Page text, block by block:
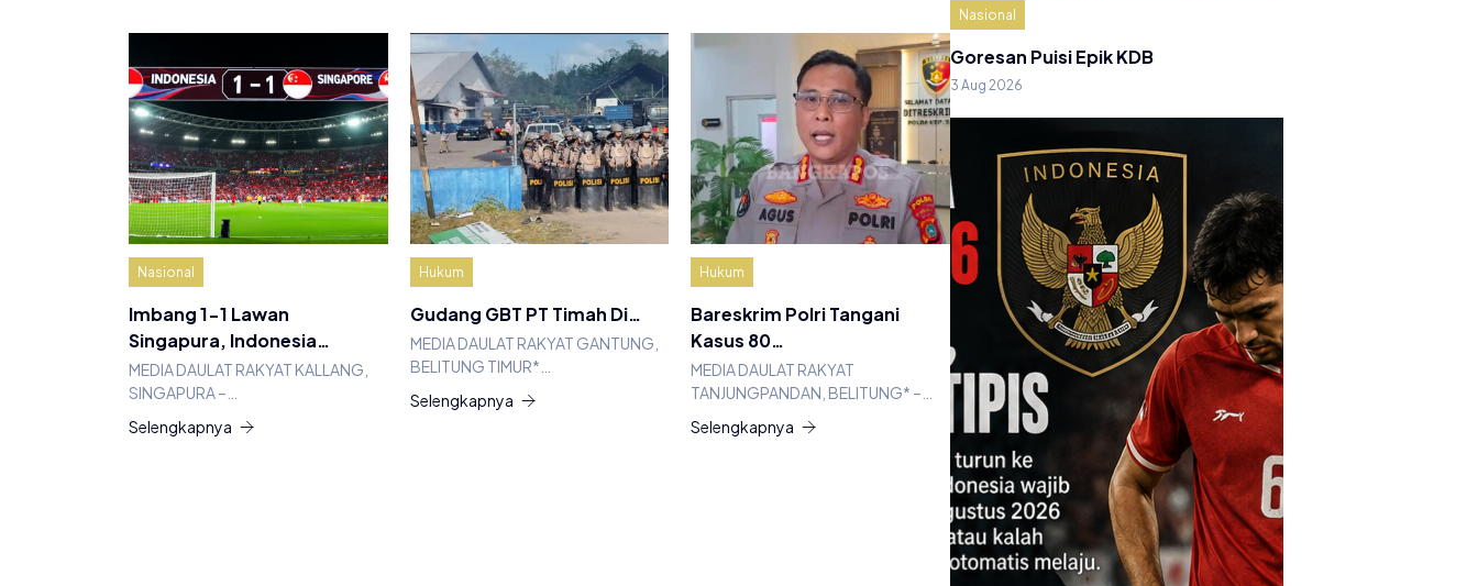
Nasional
Imbang 1-1 Lawan
Singapura, Indonesia…
MEDIA DAULAT RAKYAT KALLANG,
SINGAPURA –…
Selengkapnya
Hukum
Gudang GBT PT Timah Di…
MEDIA DAULAT RAKYAT GANTUNG,
BELITUNG TIMUR*…
Selengkapnya
Hukum
Bareskrim Polri Tangani
Kasus 80…
MEDIA DAULAT RAKYAT
TANJUNGPANDAN, BELITUNG* –…
Selengkapnya
Nasional
Goresan Puisi Epik KDB
3 Aug 2026